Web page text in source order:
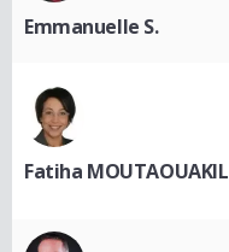
Emmanuelle S.
Fatiha MOUTAOUAKIL